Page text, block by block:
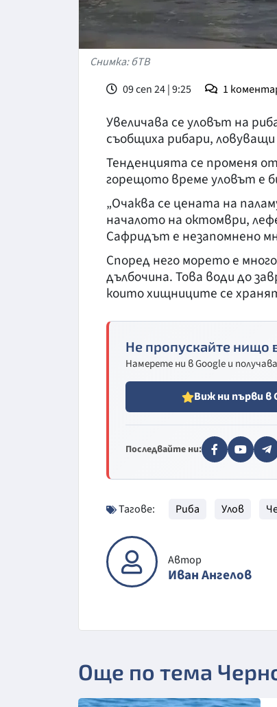
Снимка: бТВ
09 сеп 24 | 9:25
1
Увеличава се уловът на
съобщиха рибари,
Тенденцията се променя
горещото време уловът е
„Очаква се цената на
началото на октомври,
Сафридът е незапомнено
Според него морето е
дълбочина. Това води до
които хищниците се
Не пропускайте нищо
Намерете ни в Google и
Виж ни първи в
Последвайте ни:
Тагове: Риба Улов
Автор
Иван Ангелов
Още по тема